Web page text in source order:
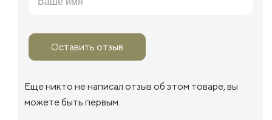
Оставить отзыв
Еще никто не написал отзыв об этом товаре, вы
можете быть первым.